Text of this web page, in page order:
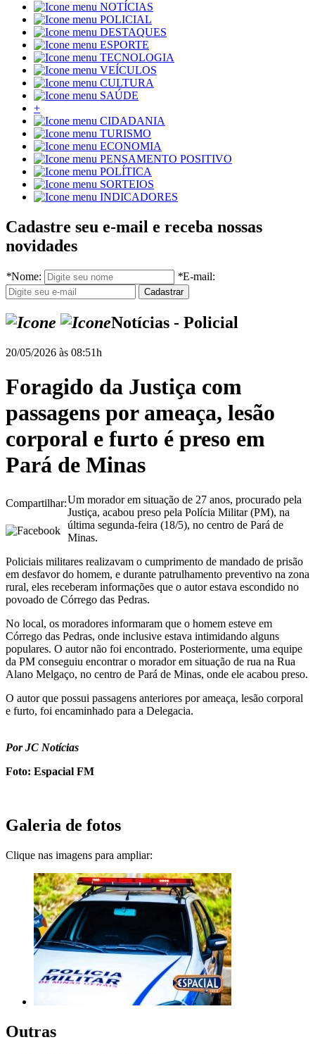
NOTÍCIAS
POLICIAL
DESTAQUES
ESPORTE
TECNOLOGIA
VEÍCULOS
CULTURA
SAÚDE
+
CIDADANIA
TURISMO
ECONOMIA
PENSAMENTO POSITIVO
POLÍTICA
SORTEIOS
INDICADORES
Cadastre seu e-mail e receba nossas
novidades
*Nome: *E-mail:
Notícias - Policial
20/05/2026 às 08:51h
Foragido da Justiça com
passagens por ameaça, lesão
corporal e furto é preso em
Pará de Minas
Compartilhar:Um morador em situação de 27 anos, procurado pela
Justiça, acabou preso pela Polícia Militar (PM), na
última segunda-feira (18/5), no centro de Pará de
Minas.
Policiais militares realizavam o cumprimento de mandado de prisão
em desfavor do homem, e durante patrulhamento preventivo na zona
rural, eles receberam informações que o autor estava escondido no
povoado de Córrego das Pedras.
No local, os moradores informaram que o homem esteve em
Córrego das Pedras, onde inclusive estava intimidando alguns
populares. O autor não foi encontrado. Posteriormente, uma equipe
da PM conseguiu encontrar o morador em situação de rua na Rua
Alano Melgaço, no centro de Pará de Minas, onde ele acabou preso.
O autor que possui passagens anteriores por ameaça, lesão corporal
e furto, foi encaminhado para a Delegacia.
Por JC Notícias
Foto: Espacial FM
Galeria de fotos
Clique nas imagens para ampliar:
Outras